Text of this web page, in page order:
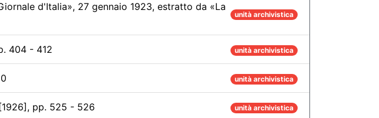
d'Italia», 27 gennaio 1923, estratto da «La
unità archivistica
404 - 412 unità archivistica
unità archivistica
pp. 525 - 526 unità archivistica